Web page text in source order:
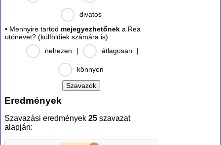
divatos
• Mennyire tartod mejegyezhetőnek a Rea
utónevet? (külföldiek számára is)
nehezen
| átlagosan |
könnyen
Eredmények
Szavazási eredmények 25 szavazat
alapján: